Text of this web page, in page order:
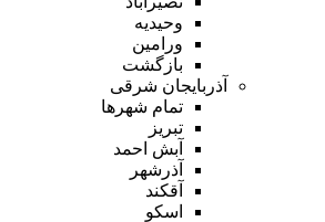
وحیدیه
ورامین
بازگشت
آذربایجان شرقی
تمام شهر‌ها
تبریز
آبش احمد
آذرشهر
آقکند
اسکو